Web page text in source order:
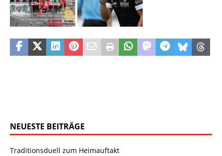
NEUESTE BEITRÄGE
Traditionsduell zum Heimauftakt